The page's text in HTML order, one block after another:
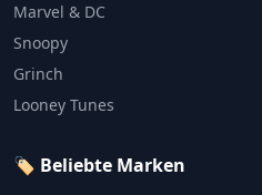
Marvel & DC
Snoopy
Grinch
Looney Tunes
🏷️ Beliebte Marken